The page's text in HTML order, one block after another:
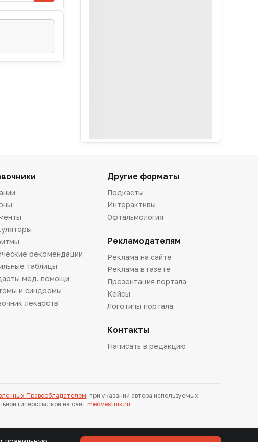
рекомендации
таблицы
мед. помощи
и синдромы
лекарств
Другие форматы
Подкасты
Интерактивы
Офтальмология
Рекламодателям
Реклама на сайте
Реклама в газете
Презентация портала
Кейсы
Логотипы портала
Контакты
Написать в редакцию
Правообладателем, при указании автора используемых
гиперссылкой на сайт medvestnik.ru